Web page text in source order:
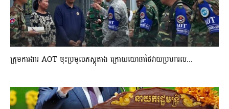
ក្រុមការងារ AOT ចុះប្រមូលភស្តុតាង ក្រោយយោធាថៃវាយប្រហារល...